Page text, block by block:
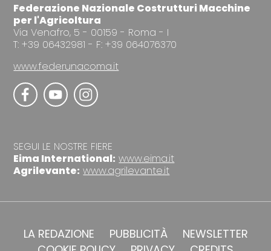
Federazione Nazionale Costrutturi Macchine
per l'Agricoltura
Via Venafro, 5 - 00159 - Roma - I
T: +39 06432981 - F: +39 064076370
www.federunacoma.it
SEGUI LE NOSTRE FIERE
Eima International: www.eima.it
Agrilevante: www.agrilevante.it
LA REDAZIONE PUBBLICITÀ
NEWSLETTER